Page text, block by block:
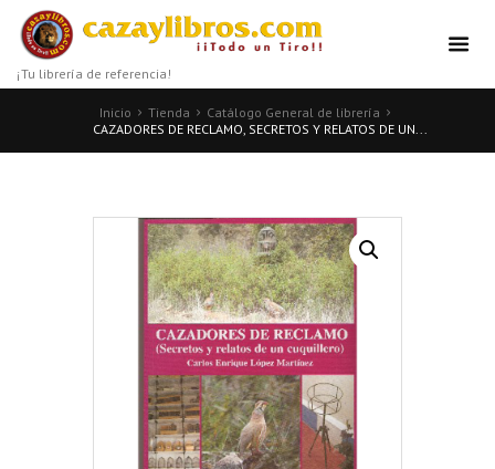
¡Tu librería de referencia!
Inicio Tienda
Catálogo General de librería
CAZADORES DE RECLAMO, SECRETOS Y RELATOS DE UN...